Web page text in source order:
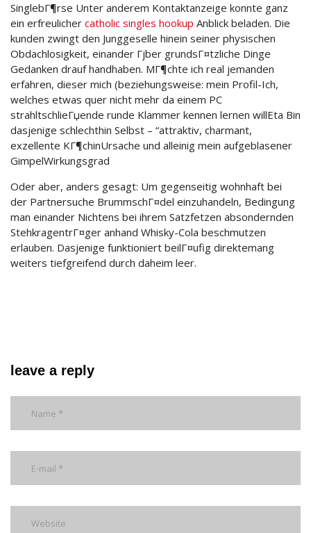
SinglebГ¶rse Unter anderem Kontaktanzeige konnte ganz
ein erfreulicher catholic singles hookup Anblick beladen. Die
kunden zwingt den Junggeselle hinein seiner physischen
Obdachlosigkeit, einander Гјber grundsГ¤tzliche Dinge
Gedanken drauf handhaben. MГ¶chte ich real jemanden
erfahren, dieser mich (beziehungsweise: mein Profil-Ich,
welches etwas quer nicht mehr da einem PC
strahltschlieГџende runde Klammer kennen lernen willEta Bin
dasjenige schlechthin Selbst – “attraktiv, charmant,
exzellente KГ¶chinUrsache und alleinig mein aufgeblasener
GimpelWirkungsgrad
Oder aber, anders gesagt: Um gegenseitig wohnhaft bei
der Partnersuche BrummschГ¤del einzuhandeln, Bedingung
man einander Nichtens bei ihrem Satzfetzen absondernden
StehkragentrГ¤ger anhand Whisky-Cola beschmutzen
erlauben. Dasjenige funktioniert beilГ¤ufig direktemang
weiters tiefgreifend durch daheim leer.
leave a reply